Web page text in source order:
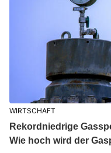
WIRTSCHAFT
Rekordniedrige
Wie hoch wird der